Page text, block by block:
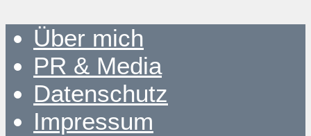
Über mich
PR & Media
Datenschutz
Impressum